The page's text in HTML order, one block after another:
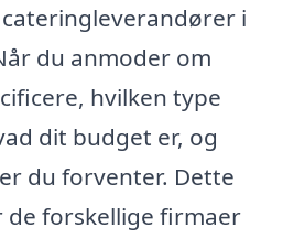
i
du anmoder om
hvilken type
dit budget er, og
du forventer. Dette
forskellige firmaer